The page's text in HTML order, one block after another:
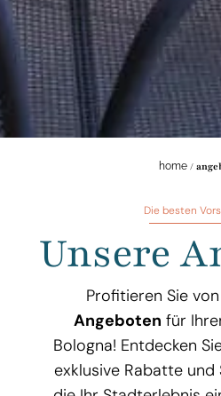
home /
Die besten
Unsere
Profitieren Sie
Angeboten für
Bologna! Entdecken
exklusive Rabatte